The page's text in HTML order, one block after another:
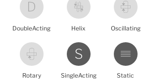
DoubleActing Helix Oscillating
Rotary SingleActing Static